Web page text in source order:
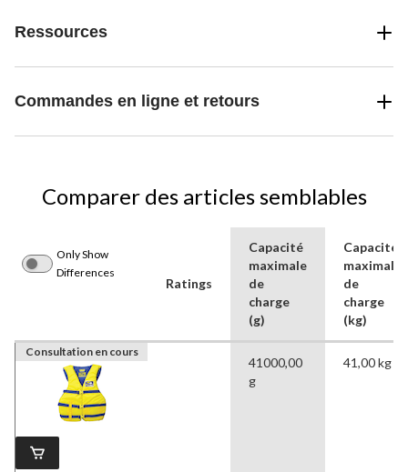
Ressources
Commandes en ligne et retours
Comparer des articles semblables
Only Show
Differences
Ratings
Capacité
maximale
de
charge
(g)
Capacité
maximale
de
charge
(kg)
Consultation en cours
41000,00
g
41,00 kg